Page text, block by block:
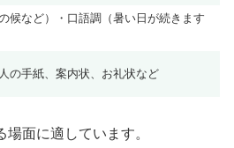
候など）・口語調（暑い日が続きます
の手紙、案内状、お礼状など
場面に適しています。